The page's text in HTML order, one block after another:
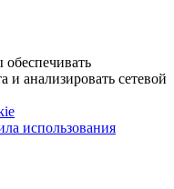
и анализировать сетевой
использования